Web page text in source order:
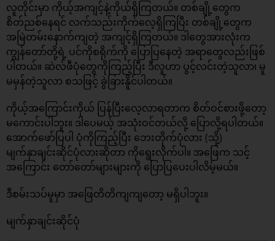
လူတိုင်းမှာ ကိုယ့်အကျင့်နဲ့ကိုယ်ရှိကြတယ်။ တစ်ချို့တွေက
စိတ်ညစ်နေရင် လက်သည်းကိုက်လေ့ရှိကြပြီး တစ်ချို့တွေက
အမြဲတမ်းနောက်ကျတဲ့ အကျင့်ရှိကြတယ်။ ဒါတွေအားလုံးက
ကျွန်တော်တို့ရဲ့ ပင်ကိုစရိုက်ကို ပြောပြနေတဲ့ အရာတွေလည်းဖြစ်
ပါတယ်။ ဆဲလ်ဖီပုံတွေကိုကြည့်ပြီး ဒီလူဟာ ပွင့်လင်းတဲ့သူလာ၊ မူ
မမှန်တဲ့သူလာ စသဖြင့် ခွဲခြားနိူင်ပါတယ်။
ကိုယ့်အကြောင်းကိုယ် ပြန်ပြီးလေ့လာရတာက စိတ်ဝင်စားဖို့တော့
မကောင်းပါဘူး။ ဒါပေမယ့် အသုံးဝင်တယ်လို့ ပြောလို့ရပါတယ်။
အောက်ဖော်ပြပါ ပုံကိုကြည့်ပြီး ဘေးတိုက်ပုံလား (သို့)
မျက်နှာချင်းဆိုင်ပုံလားဆိုတာ ကိုရွေးလိုက်ပါ။ အဖြေက သင့်
အကြောင်း တော်တော်များများကို ပြောပြပေးပါလိမ့်မယ်။
ဒီစမ်းသပ်မူမှာ အဖြေတိတိကျကျတော့ မရှိပါဘူး။
မျက်နှာချင်းဆိုင်ပုံ